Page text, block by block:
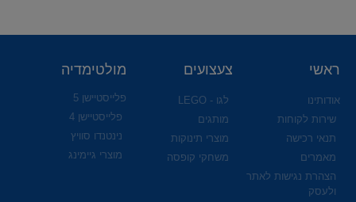
ראשי
אודותינו
שירות לקוחות
תנאי רכישה
מאמרים
הצהרת נגישות לאתר
ולעסק
צעצועים
לגו - LEGO
מותגים
מוצרי תינוקות
משחקי קופסה
מולטימדיה
פלייסטיישן 5
פלייסטיישן 4
נינטנדו סוויץ
מוצרי גיימינג